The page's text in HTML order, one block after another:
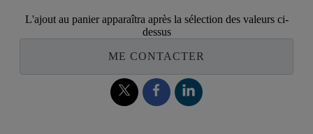
L'ajout au panier apparaîtra après la sélection des valeurs ci-
dessus
ME CONTACTER